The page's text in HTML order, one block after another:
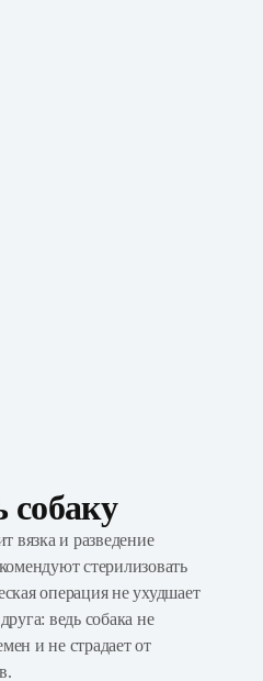
собаку
вязка и разведение
стерилизовать
операция не ухудшает
ведь собака не
и не страдает от